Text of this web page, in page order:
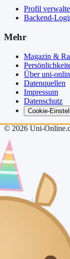
Profil
Backend-
Mehr
Magazin &
Über uni-
Datenquellen
Impressum
Datenschutz
Cookie-
© 2026 Uni-